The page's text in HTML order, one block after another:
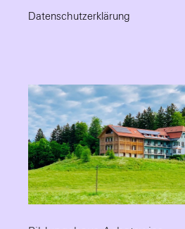
Datenschutzerklärung